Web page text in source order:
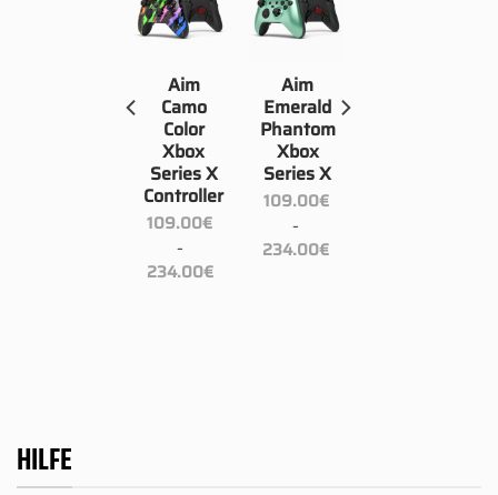
Aim
Camo
Color
Xbox
Series X
Controller
109.00€
–
234.00€Preisspanne:
109.00€
Aim
Emerald
Phantom
Xbox
Series X
109.00€
–
234.00€Preisspanne:
109.00€
Preisspanne:
109.00€
234.00€
HILFE